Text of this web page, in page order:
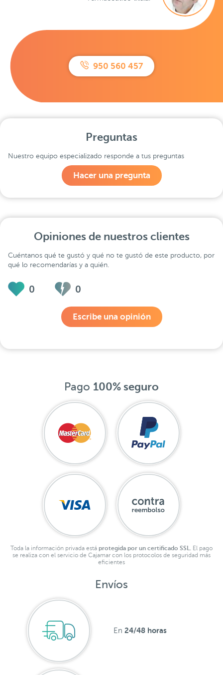
950 560 457
Preguntas
Nuestro equipo especializado responde a tus preguntas
Hacer una pregunta
Opiniones de nuestros clientes
Cuéntanos qué te gustó y qué no te gustó de este producto, por
qué lo recomendarías y a quién.
0 0
Escribe una opinión
Pago 100% seguro
Toda la información privada está protegida por un certificado SSL. El pago
se realiza con el servicio de Cajamar con los protocolos de seguridad más
eficientes
Envíos
En 24/48 horas